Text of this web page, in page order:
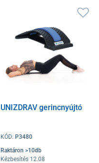
UNIZDRAV gerincnyújtó
KÓD: P3480
Raktáron >10db
Kézbesítés 12.08